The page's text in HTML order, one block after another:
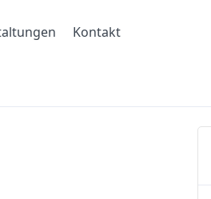
Kontakt